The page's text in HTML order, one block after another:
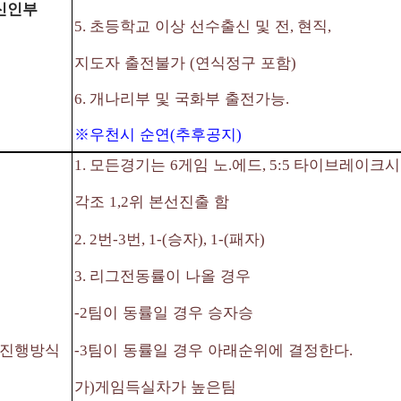
인부
5. 초등학교 이상 선수출신 및 전, 현직,
지도자 출전불가 (연식정구 포함)
6. 개나리부 및 국화부 출전가능.
※우천시 순연(추후공지)
행방식
1. 모든경기는 6게임 노.에드, 5:5 타이브레이크
각조 1,2위 본선진출 함
2. 2번-3번, 1-(승자), 1-(패자)
3. 리그전동률이 나올 경우
-2팀이 동률일 경우 승자승
-3팀이 동률일 경우 아래순위에 결정한다.
가)게임득실차가 높은팀